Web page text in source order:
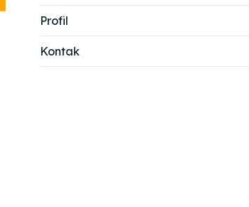
Profil
Kontak